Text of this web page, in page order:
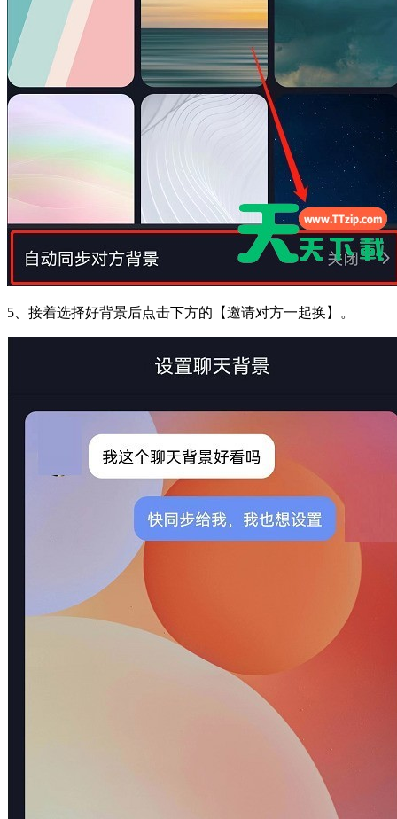
5、接着选择好背景后点击下方的【邀请对方一起换】。